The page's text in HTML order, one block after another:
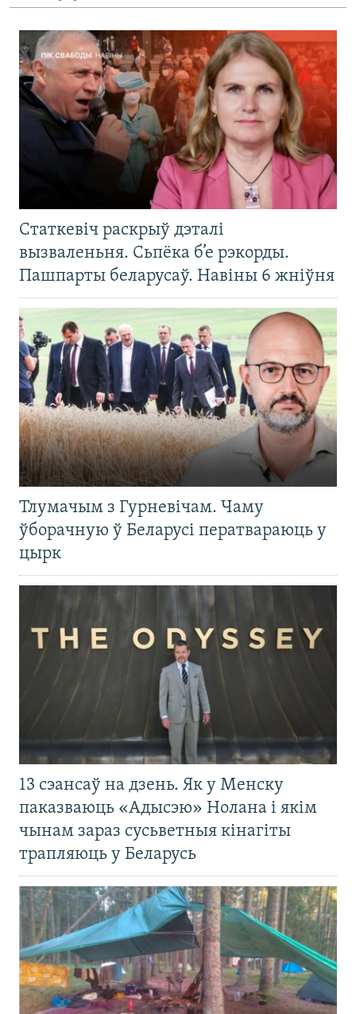
Статкевіч раскрыў дэталі
вызваленьня. Сьпёка б’е рэкорды.
Пашпарты беларусаў. Навіны 6 жніўня
Тлумачым з Гурневічам. Чаму
ўборачную ў Беларусі ператвараюць у
цырк
13 сэансаў на дзень. Як у Менску
паказваюць «Адысэю» Нолана і якім
чынам зараз сусьветныя кінагіты
трапляюць у Беларусь